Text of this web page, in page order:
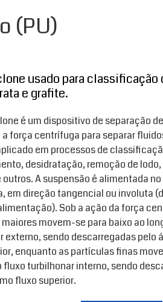
(PU)
usado para classificação
e grafite.
é um dispositivo de separação
força centrífuga para separar
em processos de
desidratação, remoção de
outros. A suspensão é alimentada
em direção tangencial ou involuta
Sob a ação da força
movem-se para baixo ao
externo, sendo descarregadas pelo
enquanto as partículas finas
fluxo turbilhonar interno, sendo
fluxo superior.